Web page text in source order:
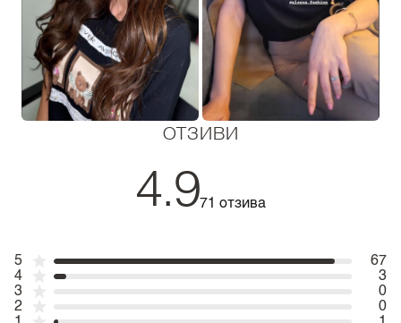
ОТЗИВИ
4.971 отзива
5
67
4
3
3
0
2
0